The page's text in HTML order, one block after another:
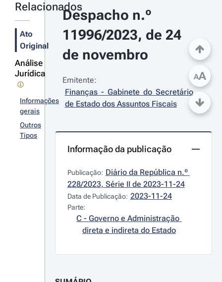
Relacionados
Ato
Original
Análise
Jurídica
Informações
gerais
Outros
Tipos
Despacho n.º
11996/2023, de 24
de novembro
Emitente:
Finanças - Gabinete do Secretário
de Estado dos Assuntos Fiscais
Informação da publicação
Publicação: Diário da República n.º
228/2023, Série II de 2023-11-24
Data de Publicação: 2023-11-24
Parte:
C - Governo e Administração
direta e indireta do Estado
AA